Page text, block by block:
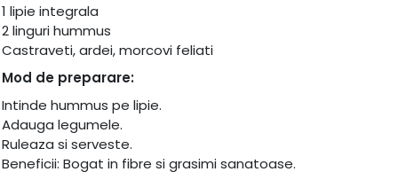
1 lipie integrala
2 linguri hummus
Castraveti, ardei, morcovi feliati
Mod de preparare:
Intinde hummus pe lipie.
Adauga legumele.
Ruleaza si serveste.
Beneficii: Bogat in fibre si grasimi sanatoase.